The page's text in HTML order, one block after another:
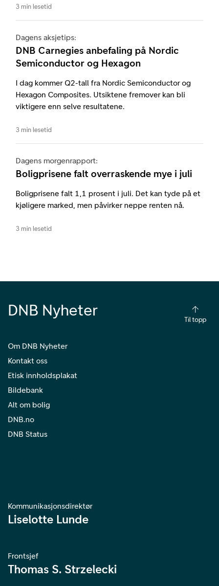
3 min lesetid
Dagens aksjetips:
DNB Carnegies anbefaling på Nordic
Semiconductor og Hexagon
I dag kommer Q2-tall fra Nordic Semiconductor og
Hexagon Composites. Utsiktene fremover kan bli
viktigere enn selve resultatene.
3 min lesetid
Dagens morgenrapport:
Boligprisene falt overraskende mye i juli
Boligprisene falt 1,1 prosent i juli. Det kan tyde på et
kjøligere marked, men påvirker neppe renten nå.
3 min lesetid
DNB Nyheter
Til topp
Om DNB Nyheter
Kontakt oss
Etisk innholdsplakat
Bildebank
Alt om bolig
DNB.no
DNB Status
Kommunikasjonsdirektør
Liselotte Lunde
Frontsjef
Thomas S. Strzelecki